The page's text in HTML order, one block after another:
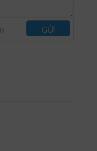
GỬI